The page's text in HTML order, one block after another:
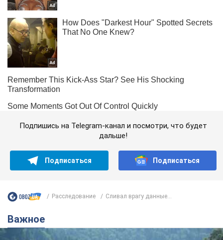
Подпишись на Telegram-канал и посмотри, что будет
дальше!
Подписаться Подписаться
Расследование Сливал врагу данные...
Важное